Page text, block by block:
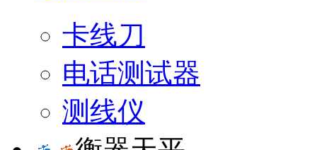
卡线刀
电话测试器
测线仪